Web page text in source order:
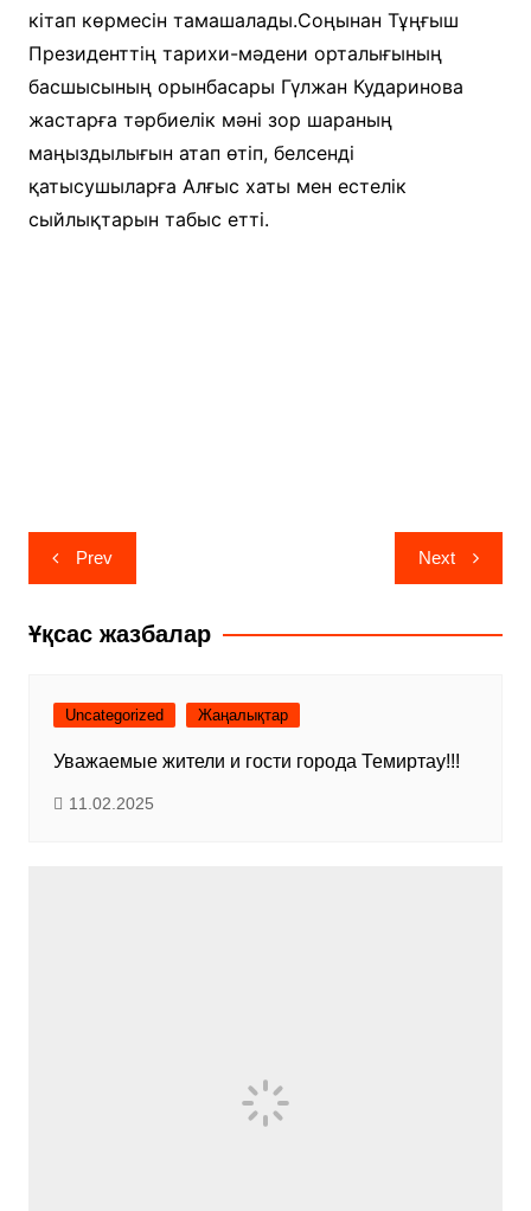
кітап көрмесін тамашалады.Соңынан Тұңғыш
Президенттің тарихи-мәдени орталығының
басшысының орынбасары Гүлжан Кударинова
жастарға тәрбиелік мәні зор шараның
маңыздылығын атап өтіп, белсенді
қатысушыларға Алғыс хаты мен естелік
сыйлықтарын табыс етті.
Навигация
по
записям
Prev Next
Ұқсас жазбалар
Uncategorized Жаңалықтар
Уважаемые жители и гости города Темиртау!!!
11.02.2025